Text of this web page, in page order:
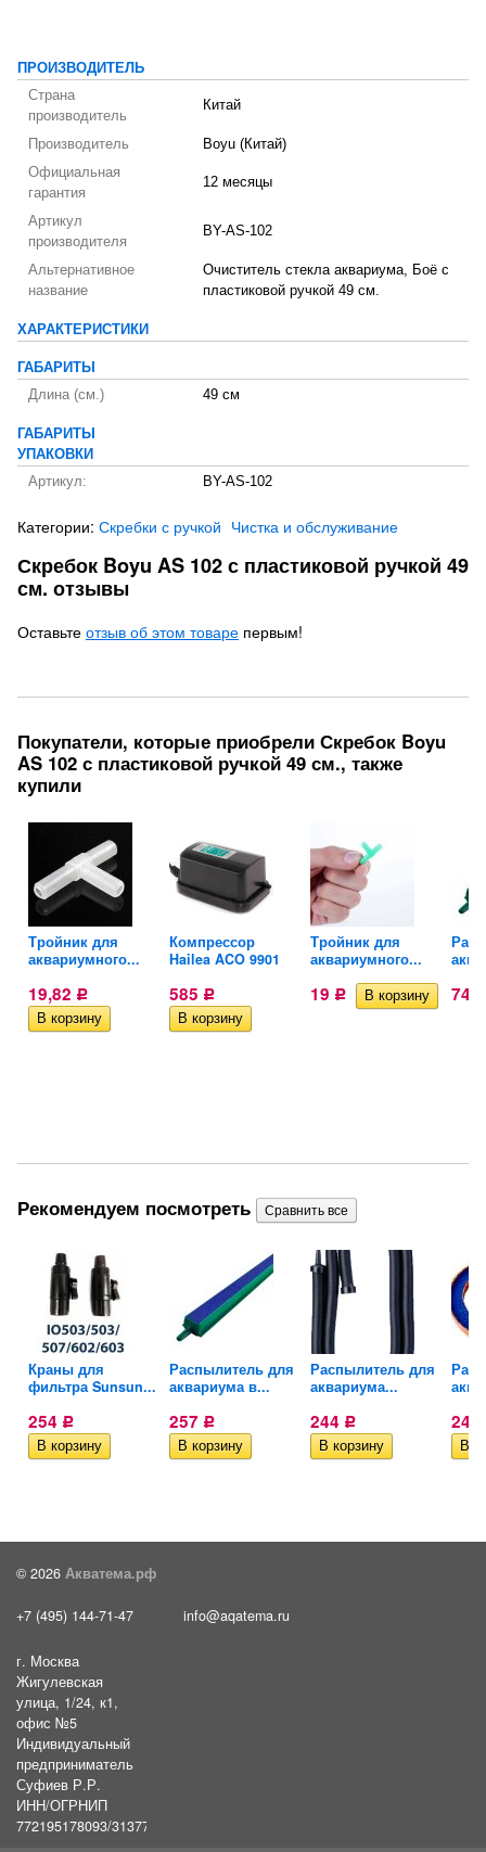
ПРОИЗВОДИТЕЛЬ
Страна
производитель
Китай
Производитель
Boyu (Китай)
Официальная
гарантия
12 месяцы
Артикул
производителя
BY-AS-102
Альтернативное
название
Очиститель стекла аквариума, Боё с
пластиковой ручкой 49 см.
ХАРАКТЕРИСТИКИ
ГАБАРИТЫ
Длина (см.)
49 см
ГАБАРИТЫ
УПАКОВКИ
Артикул:
BY-AS-102
Категории: Скребки с ручкой Чистка и обслуживание
Скребок Boyu AS 102 с пластиковой ручкой 49
см. отзывы
Оставьте отзыв об этом товаре первым!
Покупатели, которые приобрели Скребок Boyu
AS 102 с пластиковой ручкой 49 см., также
купили
Тройник для
аквариумного...
19,82 Р
Компрессор
Hailea ACO 9901
585 Р
Тройник для
аквариумного...
19 Р 74
Рекомендуем посмотреть
Краны для
фильтра Sunsun...
254 Р
Распылитель для
аквариума в...
257 Р
Распылитель для
аквариума...
244 Р 243
© 2026 Акватема.рф
+7 (495) 144-71-47 info@aqatema.ru
г. Москва
Жигулевская
улица, 1/24, к1,
офис №5
Индивидуальный
предприниматель
Суфиев Р.Р.
ИНН/ОГРНИП
772195178093/31377461610054